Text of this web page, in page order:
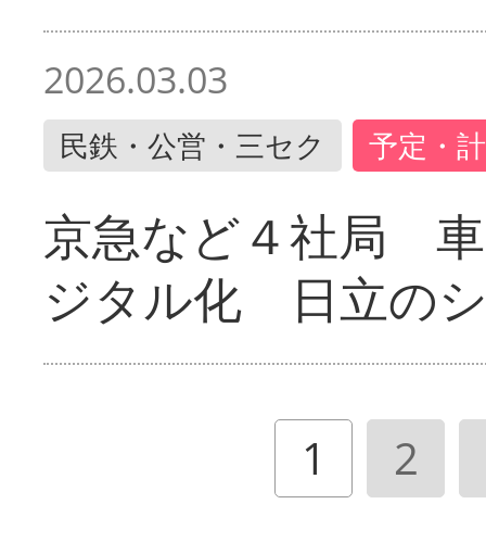
2026.03.03
民鉄・公営・三セク 予定・
京急など４社局
ジタル化 日立の
1 2